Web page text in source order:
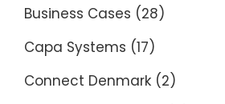
Business Cases (28)
Capa Systems (17)
Connect Denmark (2)